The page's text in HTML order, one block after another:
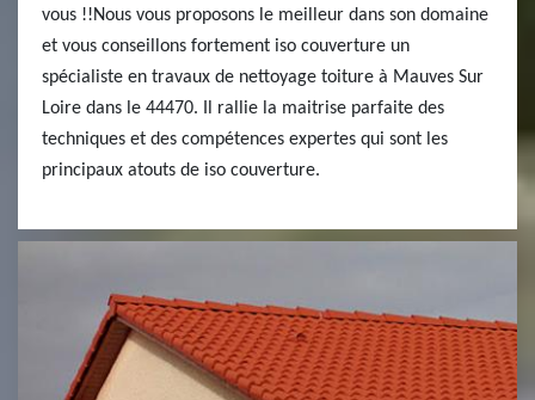
vous !!Nous vous proposons le meilleur dans son domaine
et vous conseillons fortement iso couverture un
spécialiste en travaux de nettoyage toiture à Mauves Sur
Loire dans le 44470. Il rallie la maitrise parfaite des
techniques et des compétences expertes qui sont les
principaux atouts de iso couverture.